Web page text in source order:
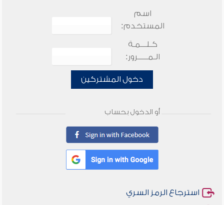
اسم
المستخدم:
كـلـــمـة
الـمـــــرور:
دخول المشتركين
أو الدخول بحساب
استرجاع الرمز السري